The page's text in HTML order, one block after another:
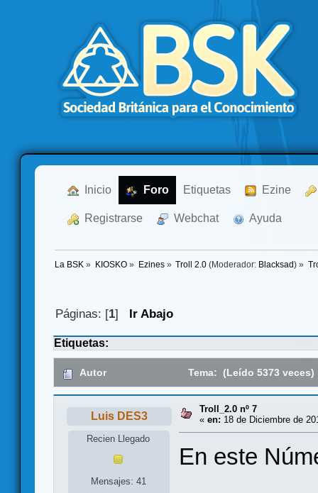
Inicio Foro Etiquetas Ezine
Registrarse Webchat Ayuda
La BSK » KIOSKO» Ezines» Troll 2.0 (Moderador: Blacksad ) »
Páginas: [1] Ir Abajo
Etiquetas:
Autor Tema: (Leído 5373 veces)
Luis DES3
Recien Llegado
Mensajes: 41
Troll_2.0 nº 7
« en: 18 de Diciembre de
En este